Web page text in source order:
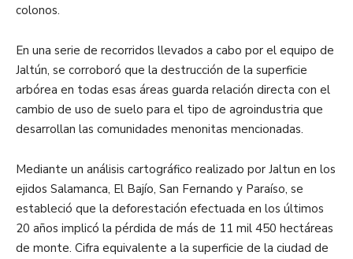
colonos.
En una serie de recorridos llevados a cabo por el equipo de
Jaltún, se corroboró que la destrucción de la superficie
arbórea en todas esas áreas guarda relación directa con el
cambio de uso de suelo para el tipo de agroindustria que
desarrollan las comunidades menonitas mencionadas.
Mediante un análisis cartográfico realizado por Jaltun en los
ejidos Salamanca, El Bajío, San Fernando y Paraíso, se
estableció que la deforestación efectuada en los últimos
20 años implicó la pérdida de más de 11 mil 450 hectáreas
de monte. Cifra equivalente a la superficie de la ciudad de